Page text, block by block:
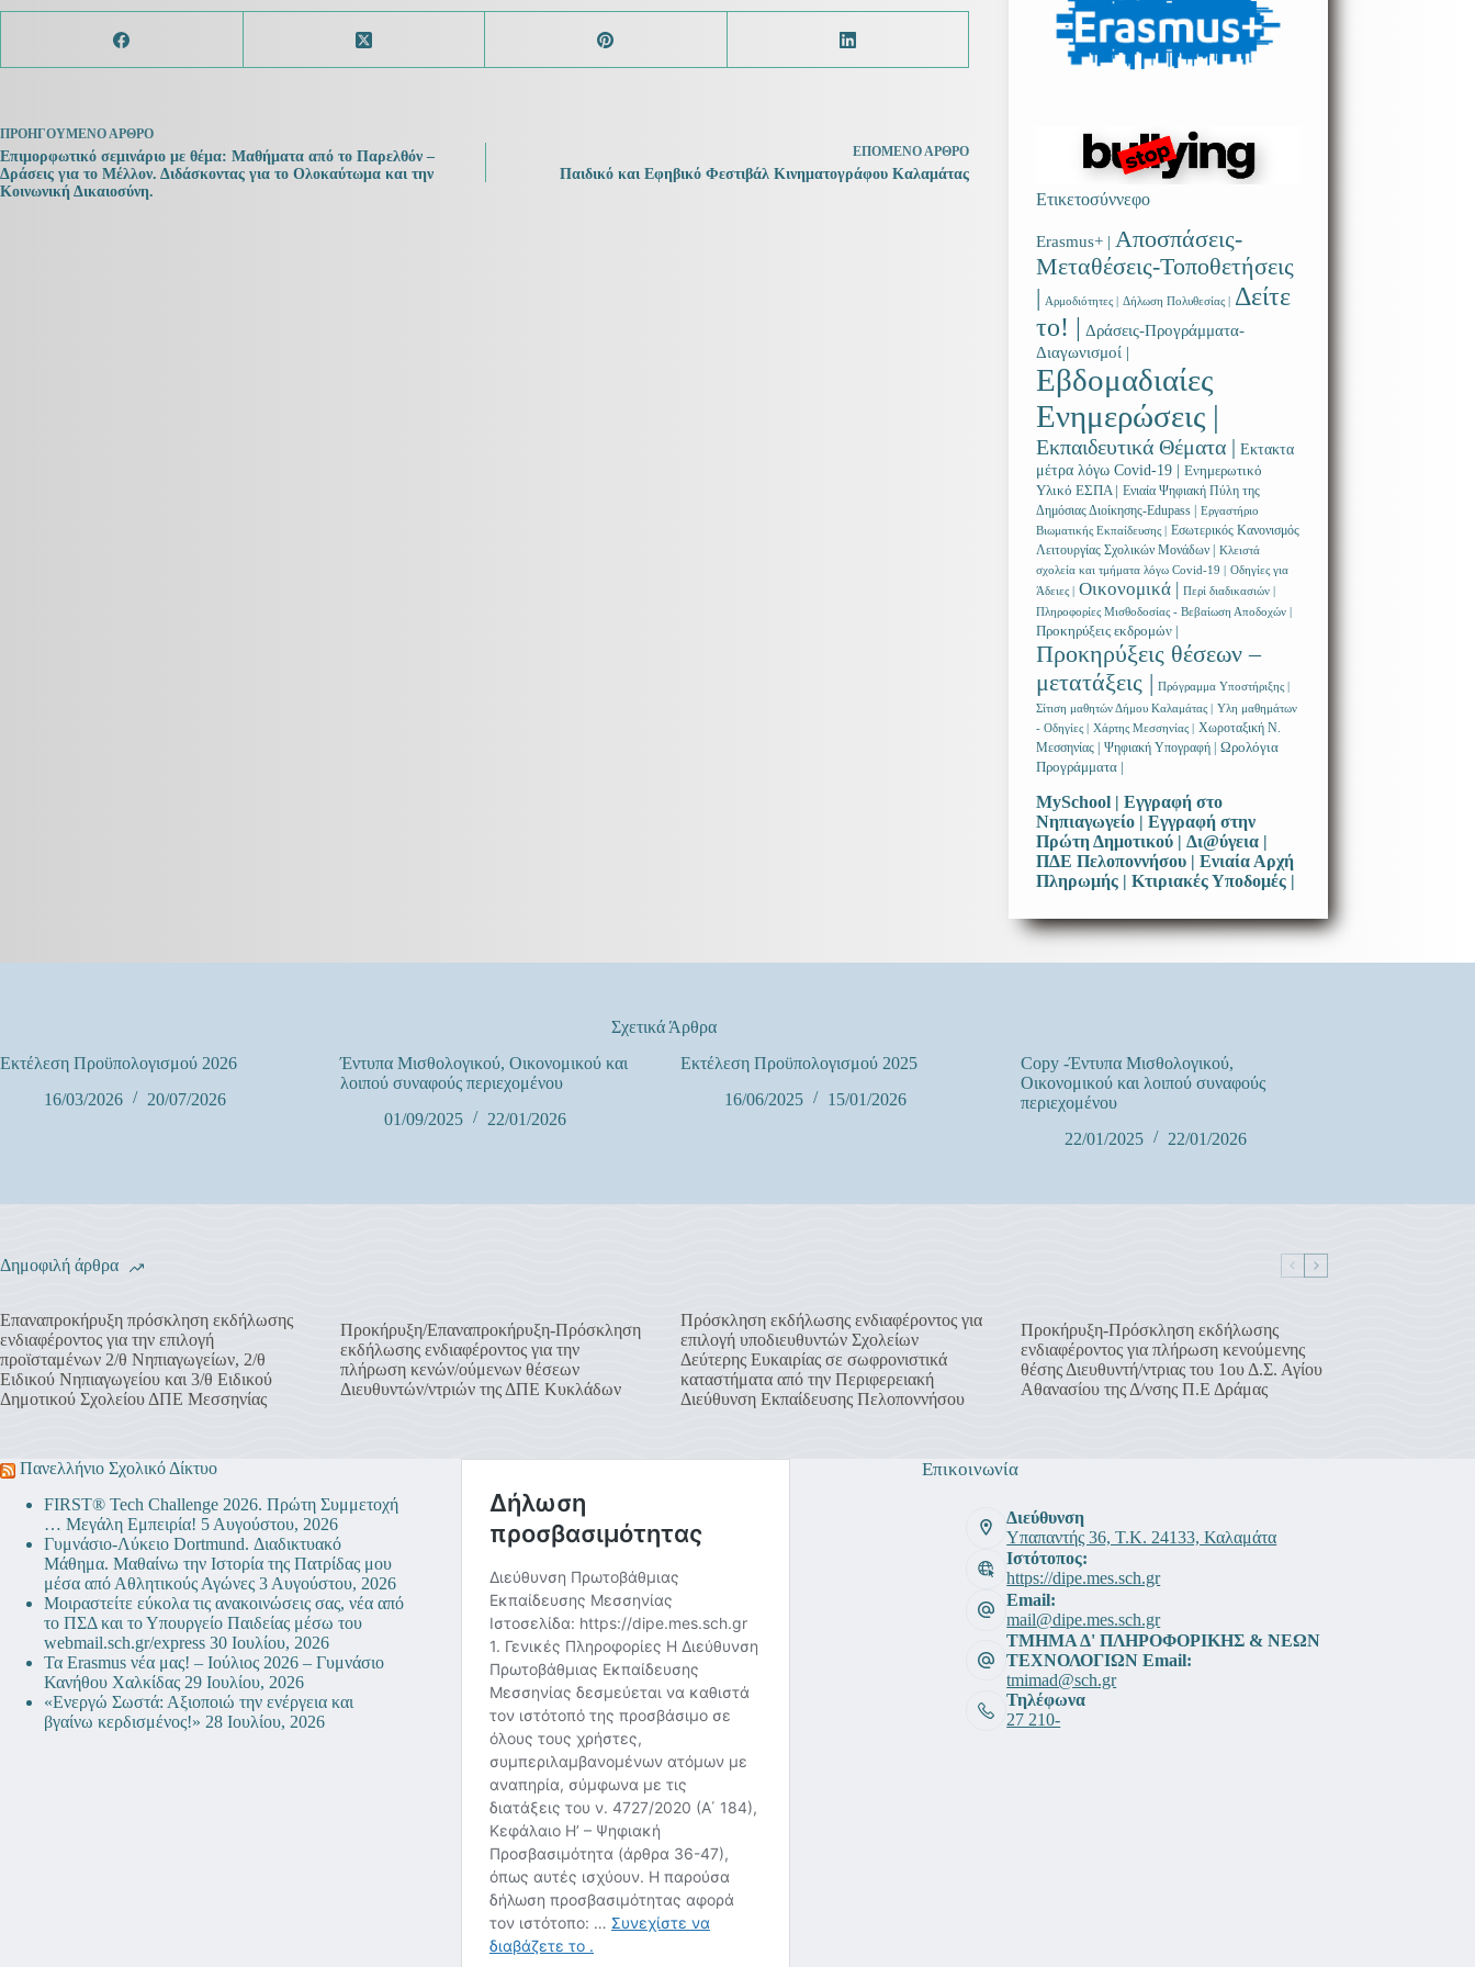
ΠΡΟΗΓΟΎΜΕΝΟΆΡΘΡΟ
Eπιμορφωτικό σεμινάριο με θέμα: Μαθήματα από το Παρελθόν –
Δράσεις για το Μέλλον. Διδάσκοντας για το Ολοκαύτωμα και την
Κοινωνική Δικαιοσύνη.
ΕΠΌΜΕΝΟΆΡΘΡΟ
Παιδικό και Εφηβικό Φεστιβάλ Κινηματογράφου Καλαμάτας
Ετικετοσύννεφο
Erasmus+ | Αποσπάσεις-
Μεταθέσεις-Τοποθετήσεις
| Αρμοδιότητες | Δήλωση Πολυθεσίας |
Δείτε
το! | Δράσεις-Προγράμματα-
Διαγωνισμοί |
Εβδομαδιαίες
Ενημερώσεις |
Εκπαιδευτικά Θέματα | Εκτακτα
μέτρα λόγω Covid-19 | Ενημερωτικό
Υλικό ΕΣΠΑ | Ενιαία Ψηφιακή Πύλη της
Δημόσιας Διοίκησης-Edupass |
Εργαστήριο
Βιωματικής Εκπαίδευσης |
Εσωτερικός Κανονισμός
Λειτουργίας Σχολικών Μονάδων |
Κλειστά
σχολεία και τμήματα λόγω Covid-19 |
Οδηγίες για
Άδειες |
Οικονομικά | Περί διαδικασιών |
Πληροφορίες Μισθοδοσίας - Βεβαίωση Αποδοχών |
Προκηρύξεις εκδρομών |
Προκηρύξεις θέσεων –
μετατάξεις | Πρόγραμμα Υποστήριξης |
Σίτιση μαθητών Δήμου Καλαμάτας |
Υλη μαθημάτων
- Οδηγίες |
Χάρτης Μεσσηνίας |
Χωροταξική Ν.
Μεσσηνίας |
Ψηφιακή Υπογραφή |
Ωρολόγια
Προγράμματα |
MySchool | Εγγραφή στο
Νηπιαγωγείο | Εγγραφή στην
Πρώτη Δημοτικού | Δι@ύγεια |
ΠΔΕ Πελοποννήσου | Ενιαία Αρχή
Πληρωμής | Κτιριακές Υποδομές |
Σχετικά Άρθρα
Εκτέλεση Προϋπολογισμού 2026
16/03/2026
20/07/2026
Έντυπα Μισθολογικού, Οικονομικού και
λοιπού συναφούς περιεχομένου
01/09/2025
22/01/2026
Εκτέλεση Προϋπολογισμού 2025
16/06/2025
15/01/2026
Copy -Έντυπα Μισθολογικού,
Οικονομικού και λοιπού συναφούς
περιεχομένου
22/01/2025
22/01/2026
Δημοφιλή άρθρα
Επαναπροκήρυξη πρόσκληση εκδήλωσης
ενδιαφέροντος για την επιλογή
προϊσταμένων 2/θ Νηπιαγωγείων, 2/θ
Ειδικού Νηπιαγωγείου και 3/θ Ειδικού
Δημοτικού Σχολείου ΔΠΕ Μεσσηνίας
Προκήρυξη/Επαναπροκήρυξη-Πρόσκληση
εκδήλωσης ενδιαφέροντος για την
πλήρωση κενών/ούμενων θέσεων
Διευθυντών/ντριών της ΔΠΕ Κυκλάδων
Πρόσκληση εκδήλωσης ενδιαφέροντος για
επιλογή υποδιευθυντών Σχολείων
Δεύτερης Ευκαιρίας σε σωφρονιστικά
καταστήματα από την Περιφερειακή
Διεύθυνση Εκπαίδευσης Πελοποννήσου
Προκήρυξη-Πρόσκληση εκδήλωσης
ενδιαφέροντος για πλήρωση κενούμενης
θέσης Διευθυντή/ντριας του 1ου Δ.Σ. Αγίου
Αθανασίου της Δ/νσης Π.Ε Δράμας
Πανελλήνιο Σχολικό Δίκτυο
FIRST® Tech Challenge 2026. Πρώτη Συμμετοχή
… Μεγάλη Εμπειρία! 5 Αυγούστου, 2026
Γυμνάσιο-Λύκειο Dortmund. Διαδικτυακό
Μάθημα. Μαθαίνω την Ιστορία της Πατρίδας μου
μέσα από Αθλητικούς Αγώνες 3 Αυγούστου, 2026
Μοιραστείτε εύκολα τις ανακοινώσεις σας, νέα από
το ΠΣΔ και το Υπουργείο Παιδείας μέσω του
webmail.sch.gr/express 30 Ιουλίου, 2026
Τα Erasmus νέα μας! – Ιούλιος 2026 – Γυμνάσιο
Κανήθου Χαλκίδας 29 Ιουλίου, 2026
«Ενεργώ Σωστά: Αξιοποιώ την ενέργεια και
βγαίνω κερδισμένος!» 28 Ιουλίου, 2026
Επικοινωνία
Διεύθυνση
Υπαπαντής 36, Τ.Κ. 24133, Καλαμάτα
Ιστότοπος:
https://dipe.mes.sch.gr
Email:
mail@dipe.mes.sch.gr
ΤΜΗΜΑ Δ' ΠΛΗΡΟΦΟΡΙΚΗΣ & ΝΕΩΝ
ΤΕΧΝΟΛΟΓΙΩΝ Email:
tmimad@sch.gr
Τηλέφωνα
27 210-